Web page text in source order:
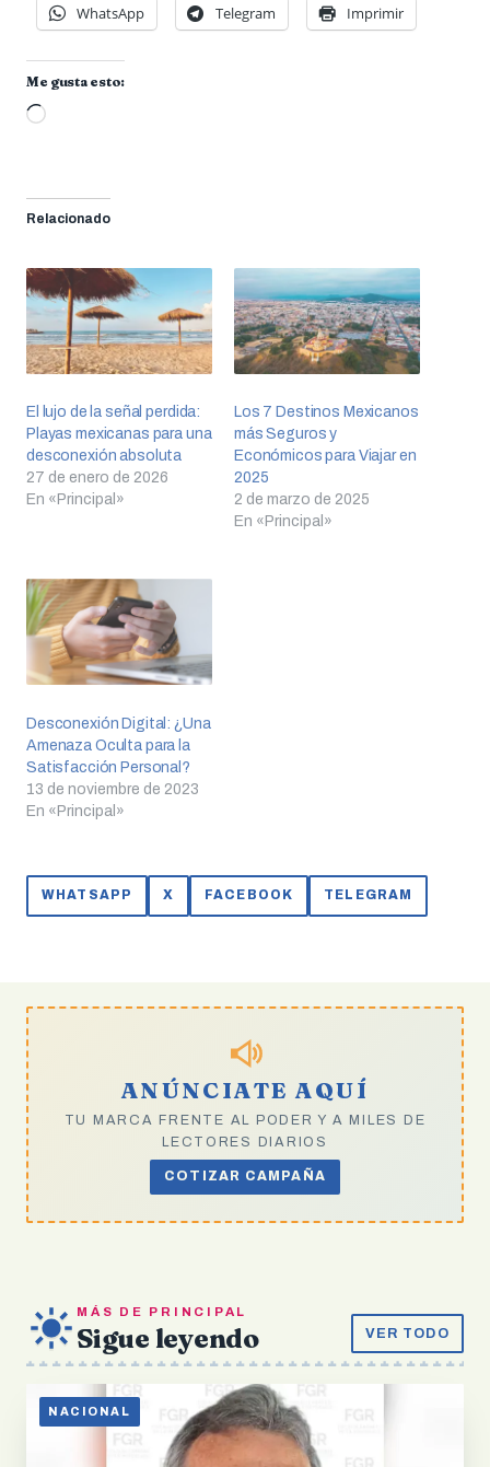
WhatsApp Telegram Imprimir
Me gusta esto:
Cargando...
Relacionado
El lujo de la señal perdida:
Playas mexicanas para una
desconexión absoluta
27 de enero de 2026
En «Principal»
Los 7 Destinos Mexicanos
más Seguros y
Económicos para Viajar en
2025
2 de marzo de 2025
En «Principal»
Desconexión Digital: ¿Una
Amenaza Oculta para la
Satisfacción Personal?
13 de noviembre de 2023
En «Principal»
WHATSAPP X FACEBOOK TELEGRAM
ANÚNCIATE AQUÍ
TU MARCA FRENTE AL PODER Y A MILES DE
LECTORES DIARIOS
COTIZAR CAMPAÑA
MÁS DE PRINCIPAL
Sigue leyendo VER TODO
NACIONAL